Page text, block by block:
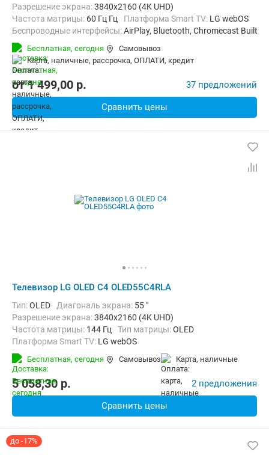
Разрешение экрана:3840x2160 (4K UHD)
Частота матрицы: 60 Гц Гц Платформа Smart TV: LG webOS
Беспроводные интерфейсы:AirPlay, Bluetooth, Chromecast Built-in,
Бесплатная, сегодня
Самовывоз
карта, наличные, рассрочка, ОПЛАТИ, кредит
от1 499,00 p. 37 предложений
Сравнить цены
Телевизор LG OLED C4 OLED55C4RLA
Тип:OLED Диагональ экрана: 55 "
Разрешение экрана:3840x2160 (4K UHD)
Частота матрицы: 144 Гц Тип матрицы:OLED
Платформа Smart TV: LG webOS
Беспроводные интерфейсы:
AirPlay, Bluetooth, Wi-Fi
Бесплатная, сегодня Самовывоз карта, наличные
5 058,30 p. 2 предложения
Сравнить цены
до -17%